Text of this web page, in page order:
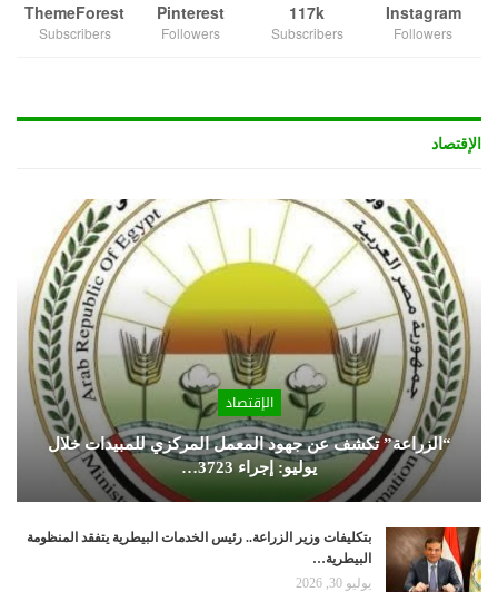
Instagram
Followers
117k
Subscribers
Pinterest
Followers
ThemeForest
Subscribers
الإقتصاد
الإقتصاد
“الزراعة” تكشف عن جهود المعمل المركزي للمبيدات خلال
يوليو: إجراء 3723…
بتكليفات وزير الزراعة.. رئيس الخدمات البيطرية يتفقد المنظومة
البيطرية…
يوليو 30, 2026